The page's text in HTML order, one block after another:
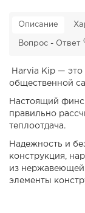
Описание
Вопрос - Ответ
Harvia Kip —
общественной
Настоящий
правильно
теплоотдача.
Надежность и
конструкция,
из нержавеющей
элементы